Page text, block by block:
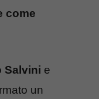
come
Salvini e
un